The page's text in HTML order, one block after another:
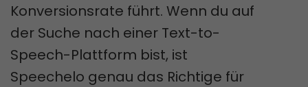
Konversionsrate führt. Wenn du auf
der Suche nach einer Text-to-
Speech-Plattform bist, ist
Speechelo genau das Richtige für